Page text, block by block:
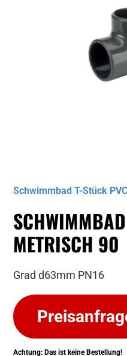
Schwimmbad T-Stück
METRISCH 90
Grad d63mm PN16
Achtung: Das ist keine Bestellung!